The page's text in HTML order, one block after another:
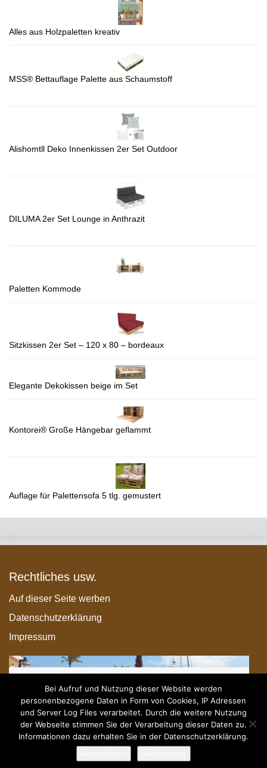
Alles aus Holzpaletten kreativ
MSS® Bettauflage Palette aus Schaumstoff
Alishomtll Deko Innenkissen 2er Set Outdoor
DILUMA 2er Set Lounge in Anthrazit
Paletten Kommode
Sitzkissen 2er Set – 120 x 80 – bordeaux
Elegante Dekokissen beige im Set
Kontorei® Große Hängebar geflammt
Auflage für Palettensofa 5 tlg. gemustert
Rechtliches usw.
Auf dieser Seite werben
Datenschutzerklärung
Impressum
Bei Aufruf und Nutzung dieser Website werden
personenbezogene Daten in Form von Cookies, IP Adressen
und Server Log Files verarbeitet. Durch die weitere Nutzung
der Webseite stimmen Sie der Verarbeitung dieser Daten zu.
Informationen dazu erhalten Sie in der Datenschutzerklärung.